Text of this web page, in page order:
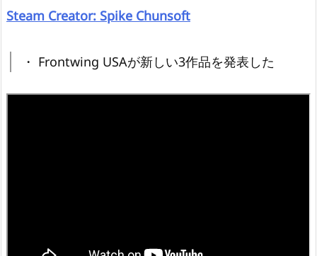
Steam Creator: Spike Chunsoft
・ Frontwing USAが新しい3作品を発表した